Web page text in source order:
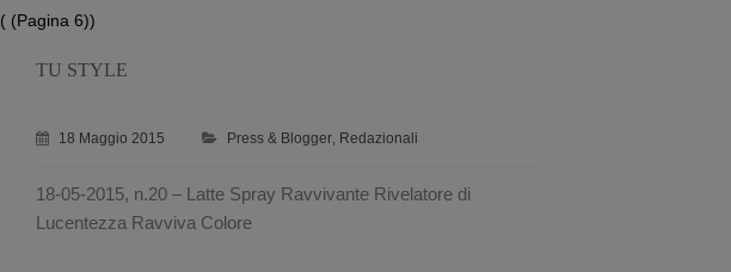
( (Pagina 6))
TU STYLE
18 Maggio 2015 Press & Blogger, Redazionali
18-05-2015, n.20 – Latte Spray Ravvivante Rivelatore di
Lucentezza Ravviva Colore